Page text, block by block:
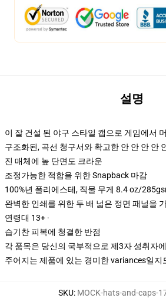
설명
이 잘 건설 된 야구 스타일 캡으로 게임에서
구조화된, 곡선 청구서와 확고한 안 안 안 안
진 매체에 높 단면도 크라운
조정가능한 적합을 위한 Snapback 마감
100%년 폴리에스테, 직물 무게 8.4 oz/
완벽한 인쇄를 위한 두 배 넓은 정면 패널을
연령대 13+ ·
습기찬 피복에 청결한 반점
각 품목은 당신의 국부적으로 제3자 성취자
주어지는 제품에 있는 경미한 variances일지
SKU: MOCK-hats-and-caps-